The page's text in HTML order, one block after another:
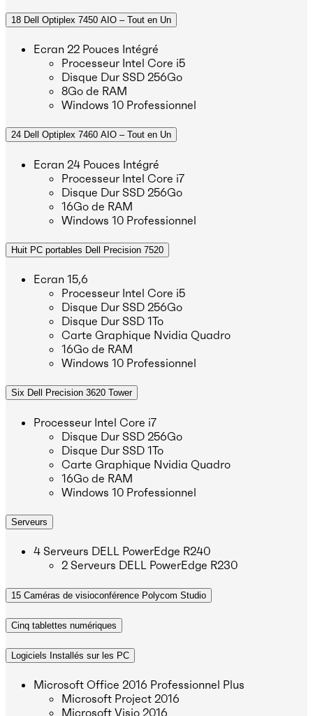
18 Dell Optiplex 7450 AIO – Tout en Un
Ecran 22 Pouces Intégré
Processeur Intel Core i5
Disque Dur SSD 256Go
8Go de RAM
Windows 10 Professionnel
24 Dell Optiplex 7460 AIO – Tout en Un
Ecran 24 Pouces Intégré
Processeur Intel Core i7
Disque Dur SSD 256Go
16Go de RAM
Windows 10 Professionnel
Huit PC portables Dell Precision 7520
Ecran 15,6
Processeur Intel Core i5
Disque Dur SSD 256Go
Disque Dur SSD 1To
Carte Graphique Nvidia Quadro
16Go de RAM
Windows 10 Professionnel
Six Dell Precision 3620 Tower
Processeur Intel Core i7
Disque Dur SSD 256Go
Disque Dur SSD 1To
Carte Graphique Nvidia Quadro
16Go de RAM
Windows 10 Professionnel
Serveurs
4 Serveurs DELL PowerEdge R240
2 Serveurs DELL PowerEdge R230
15 Caméras de visioconférence Polycom Studio
Cinq tablettes numériques
Logiciels Installés sur les PC
Microsoft Office 2016 Professionnel Plus
Microsoft Project 2016
Microsoft Visio 2016